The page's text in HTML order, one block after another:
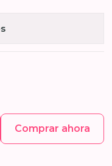
Comprar ahora